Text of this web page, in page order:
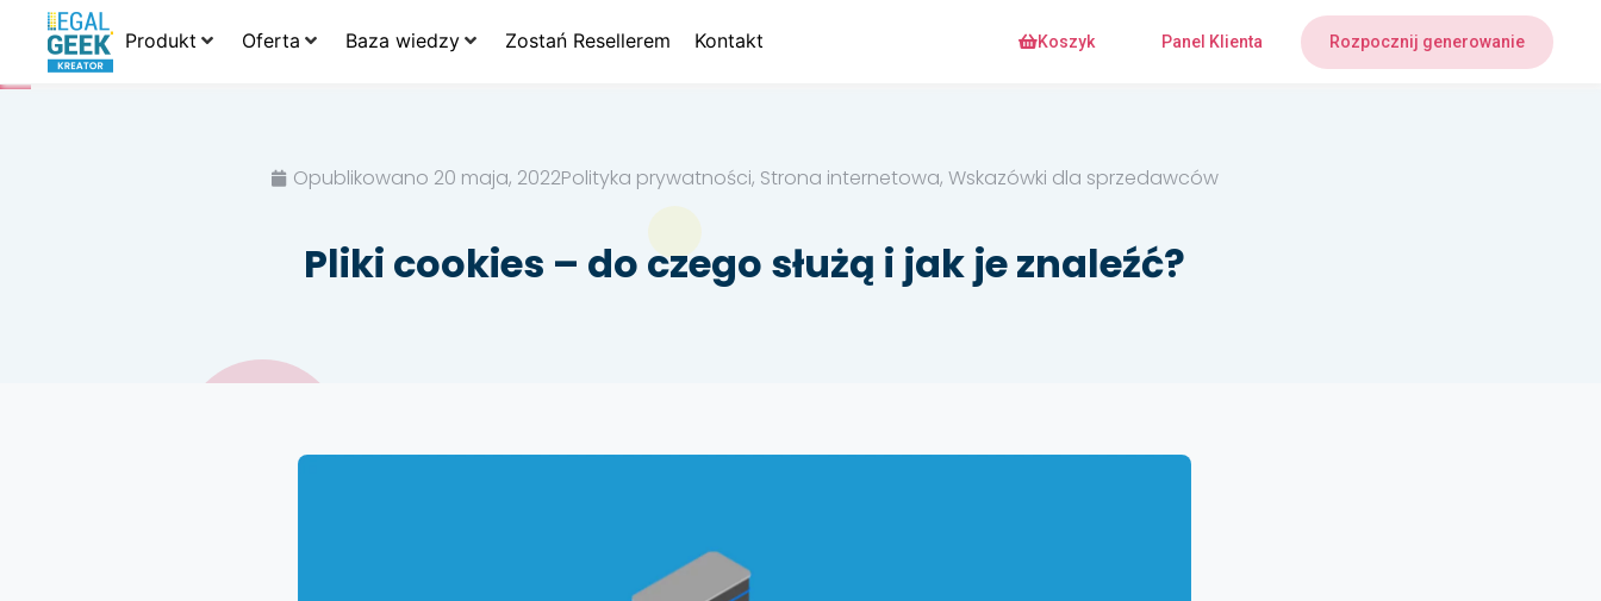
Produkt Oferta Baza wiedzy Zostań Resellerem Kontakt Koszyk Panel Klienta Rozpocznij generowanie
Opublikowano 20 maja, 2022Polityka prywatności, Strona internetowa, Wskazówki dla sprzedawców
Pliki cookies – do czego służą i jak je znaleźć?